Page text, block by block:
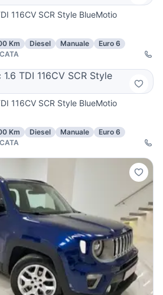
116CV SCR Style BlueMotio
Km Diesel Manuale
Euro 6
116CV SCR Style BlueMotio
Km Diesel Manuale
Euro 6